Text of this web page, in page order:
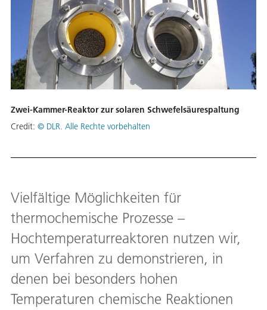
Zwei-Kammer-Reaktor zur solaren Schwefelsäurespaltung
Credit: © DLR. Alle Rechte vorbehalten
Vielfältige Möglichkeiten für
thermochemische Prozesse –
Hochtemperaturreaktoren nutzen wir,
um Verfahren zu demonstrieren, in
denen bei besonders hohen
Temperaturen chemische Reaktionen